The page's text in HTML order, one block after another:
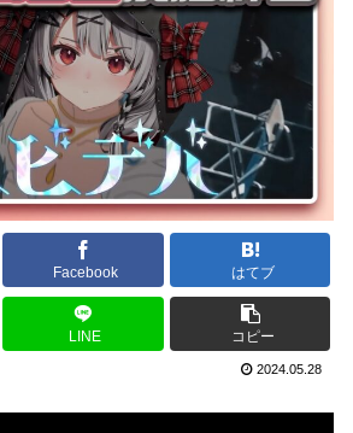
Facebook はてブ
LINE コピー
2024.05.28